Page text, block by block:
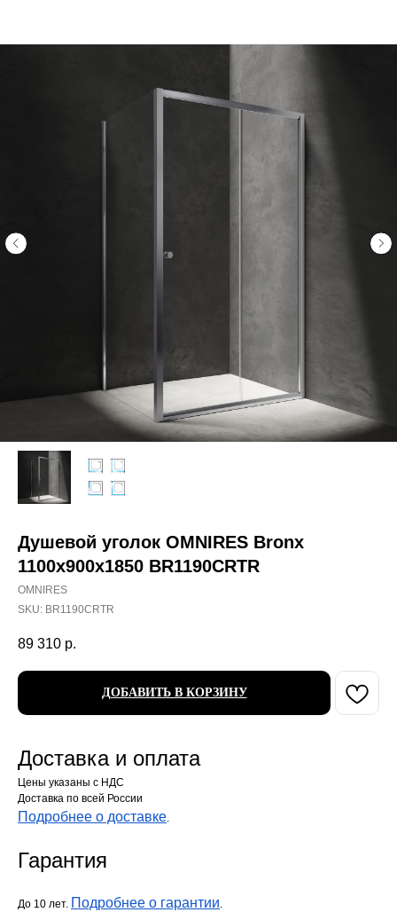
Душевой уголок OMNIRES Bronx
1100х900x1850 BR1190CRTR
OMNIRES
SKU: BR1190CRTR
89 310 р.
ДОБАВИТЬ В КОРЗИНУ
Доставка и оплата
Цены указаны с НДС
Доставка по всей России
Подробнее о доставке.
Гарантия
До 10 лет. Подробнее о гарантии.